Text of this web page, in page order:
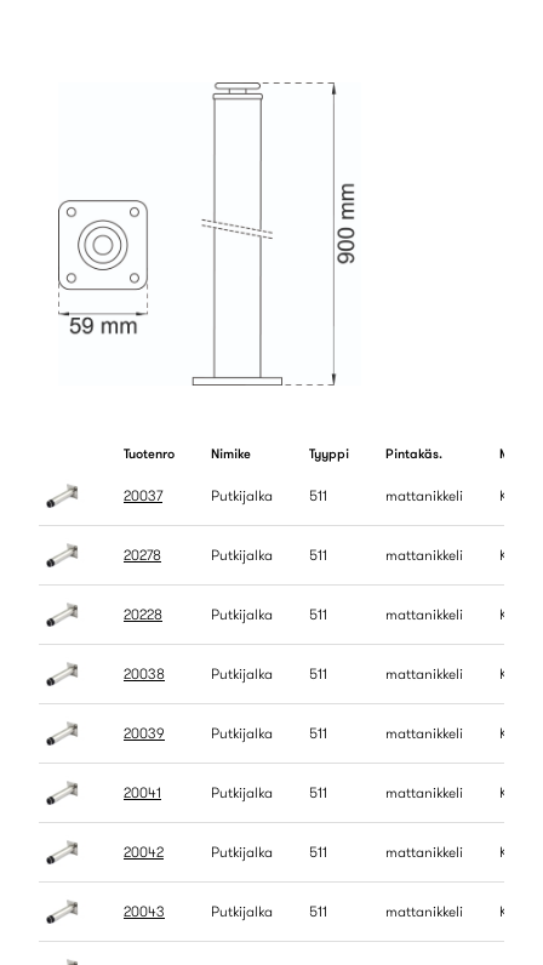
Tuotenro Nimike Tyyppi Pintakäs. Me
20037 Putkijalka 511 mattanikkeli KPL
20278 Putkijalka 511 mattanikkeli KPL
20228 Putkijalka 511 mattanikkeli KPL
20038 Putkijalka 511 mattanikkeli KPL
20039 Putkijalka 511 mattanikkeli KPL
20041 Putkijalka 511 mattanikkeli KPL
20042 Putkijalka 511 mattanikkeli KPL
20043 Putkijalka 511 mattanikkeli KPL